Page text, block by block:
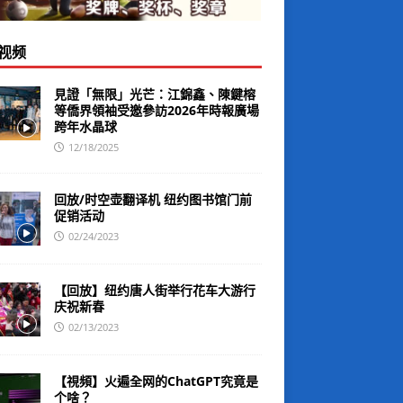
频
見證「無限」光芒：江錦鑫、陳鍵榕
等僑界領袖受邀參訪2026年時報廣場
跨年水晶球
12/18/2025
回放/时空壶翻译机 纽约图书馆门前
促销活动
02/24/2023
【回放】纽约唐人街举行花车大游行
庆祝新春
02/13/2023
【視頻】火遍全网的ChatGPT究竟是
个啥？